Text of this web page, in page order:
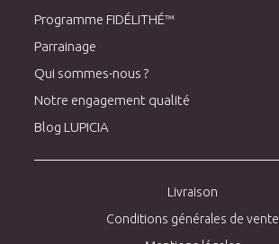
Programme FIDÉLITHÉ™
Parrainage
Qui sommes-nous ?
Notre engagement qualité
Blog LUPICIA
Livraison
Conditions générales de vente